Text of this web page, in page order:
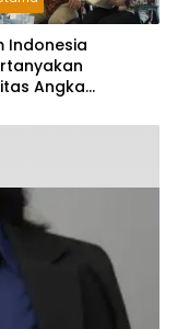
Indonesia
Angka
Tapi Rapuh